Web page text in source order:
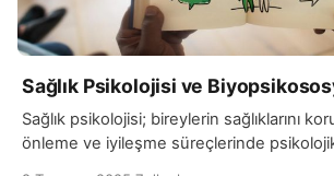
Sağlık Psikolojisi ve
Sağlık psikolojisi; bireylerin sağlıklarını
önleme ve iyileşme süreçlerinde